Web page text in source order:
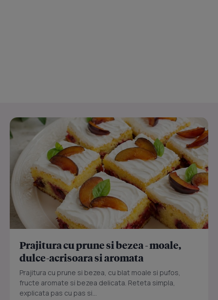
Prajitura cu prune si bezea - moale,
dulce-acrisoara si aromata
Prajitura cu prune si bezea, cu blat moale si pufos,
fructe aromate si bezea delicata. Reteta simpla,
explicata pas cu pas si...